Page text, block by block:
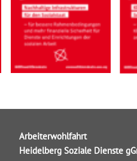
Arbeiterwohlfahrt
Heidelberg Soziale Dienste